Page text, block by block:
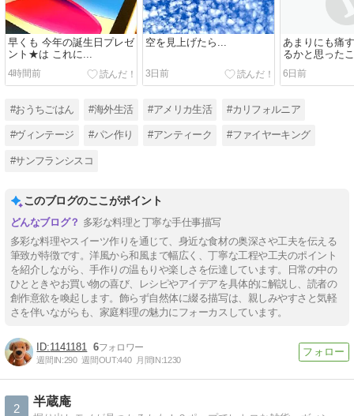
早くも 今年の誕生日プレゼ
ント★は これに...
4時間前
空を見上げたら...
3日前
あまりにも痛
るかと思った
6日前
#おうちごはん #海外生活 #アメリカ生活 #カリフォルニア
#ヴィンテージ #パン作り #アンティーク #ファイヤーキング
#サンフランシスコ
このブログのここがポイント
多彩な料理と丁寧な手仕事描写
多彩な料理やスイーツ作りを通じて、身近な食材の奥深さや工夫を伝える
筆致が特徴です。洋風から和風まで幅広く、丁寧な工程や工夫のポイント
を紹介しながら、手作りの温もりや楽しさを伝達しています。日常の中の
ひとときやお買い物の喜び、レシピやアイデアを具体的に解説し、読者の
創作意欲を喚起します。飾らず自然体に綴る描写は、親しみやすさと気軽
さを伴いながらも、家庭料理の魅力にフォーカスしています。
1141181 6
週間IN:290 週間OUT:440 月間IN:1230
2
半蔵庵